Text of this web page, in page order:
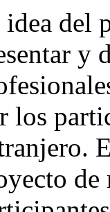
idea del
y
los